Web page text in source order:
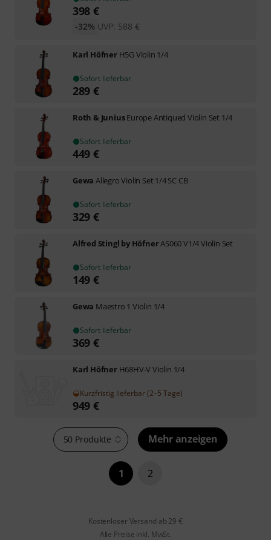
398 €
UVP: 588 €
-32%
Karl Höfner H5G Violin 1/4
Sofort lieferbar
289 €
Roth & JuniusEurope Antiqued Violin Set 1/4
Sofort lieferbar
449 €
Gewa Allegro Violin Set 1/4 SC CB
Sofort lieferbar
329 €
Alfred Stingl by HöfnerAS060 V1/4 Violin Set
Sofort lieferbar
149 €
Gewa Maestro 1 Violin 1/4
Sofort lieferbar
369 €
Karl Höfner H68HV-V Violin 1/4
Kurzfristig lieferbar (2–5 Tage)
949 €
50 Produkte Mehr anzeigen
1 2
Kostenloser Versand ab 29 €
Alle Preise inkl. MwSt.